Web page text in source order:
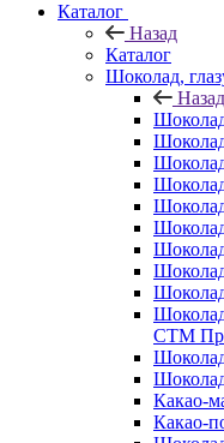
Каталог
Назад
Каталог
Шоколад,
Назад
СТМ
Какао-
Какао-